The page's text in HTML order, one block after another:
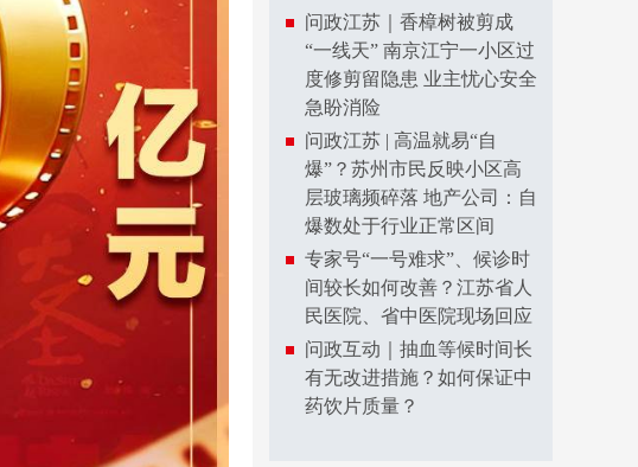
问政江苏｜香樟树被剪成
“一线天” 南京江宁一小区过
度修剪留隐患 业主忧心安全
急盼消险
问政江苏 | 高温就易“自
爆”？苏州市民反映小区高
层玻璃频碎落 地产公司：自
爆数处于行业正常区间
专家号“一号难求”、候诊时
间较长如何改善？江苏省人
民医院、省中医院现场回应
问政互动｜抽血等候时间长
有无改进措施？如何保证中
药饮片质量？